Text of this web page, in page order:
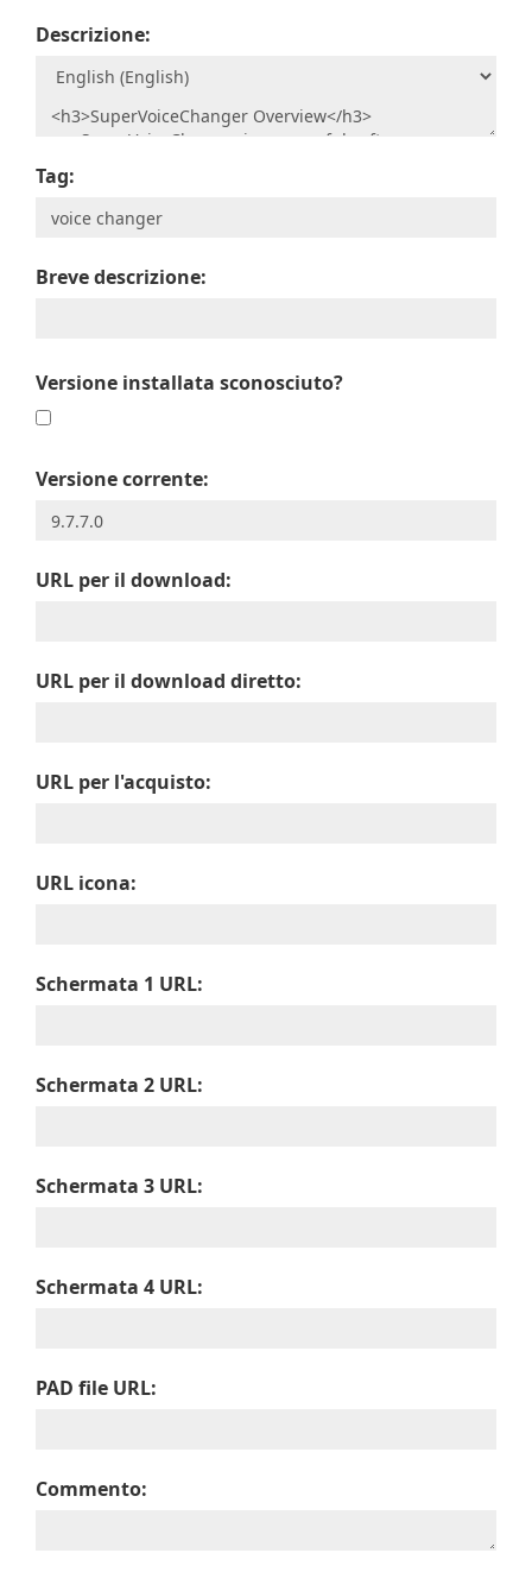
Descrizione:
Tag:
Breve descrizione:
Versione installata sconosciuto?
Versione corrente:
URL per il download:
URL per il download diretto:
URL per l'acquisto:
URL icona:
Schermata 1 URL:
Schermata 2 URL:
Schermata 3 URL:
Schermata 4 URL:
PAD file URL:
Commento: